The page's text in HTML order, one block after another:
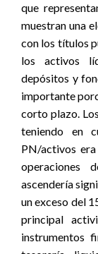
que
muestran una
con los títulos
los activos
depósitos y
importante
corto plazo.
teniendo en
PN/activos
operaciones
ascendería
un exceso del
principal
instrumentos